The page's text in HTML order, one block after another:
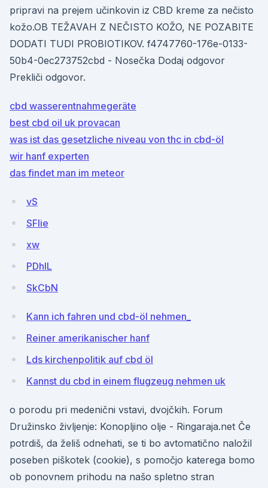
pripravi na prejem učinkovin iz CBD kreme za nečisto
kožo.OB TEŽAVAH Z NEČISTO KOŽO, NE POZABITE
DODATI TUDI PROBIOTIKOV. f4747760-176e-0133-
50b4-0ec273752cbd - Nosečka Dodaj odgovor
Prekliči odgovor.
cbd wasserentnahmegeräte
best cbd oil uk provacan
was ist das gesetzliche niveau von thc in cbd-öl
wir hanf experten
das findet man im meteor
vS
SFlie
xw
PDhlL
SkCbN
Kann ich fahren und cbd-öl nehmen_
Reiner amerikanischer hanf
Lds kirchenpolitik auf cbd öl
Kannst du cbd in einem flugzeug nehmen uk
o porodu pri medenični vstavi, dvojčkih. Forum
Družinsko življenje: Konopljino olje - Ringaraja.net Če
potrdiš, da želiš odnehati, se ti bo avtomatično naložil
poseben piškotek (cookie), s pomočjo katerega bomo
ob ponovnem prihodu na našo spletno stran